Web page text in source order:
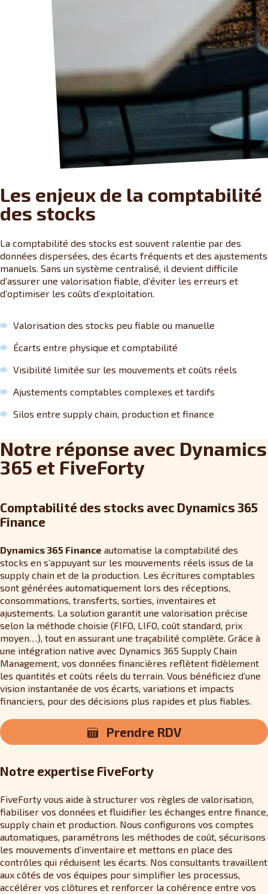
Les enjeux de la comptabilité
des stocks
La comptabilité des stocks est souvent ralentie par des
données dispersées, des écarts fréquents et des ajustements
manuels. Sans un système centralisé, il devient difficile
d’assurer une valorisation fiable, d’éviter les erreurs et
d’optimiser les coûts d’exploitation.
Valorisation des stocks peu fiable ou manuelle
Écarts entre physique et comptabilité
Visibilité limitée sur les mouvements et coûts réels
Ajustements comptables complexes et tardifs
Silos entre supply chain, production et finance
Notre réponse avec Dynamics
365 et FiveForty
Comptabilité des stocks avec Dynamics 365
Finance
Dynamics 365 Finance automatise la comptabilité des
stocks en s’appuyant sur les mouvements réels issus de la
supply chain et de la production. Les écritures comptables
sont générées automatiquement lors des réceptions,
consommations, transferts, sorties, inventaires et
ajustements. La solution garantit une valorisation précise
selon la méthode choisie (FIFO, LIFO, coût standard, prix
moyen…), tout en assurant une traçabilité complète. Grâce à
une intégration native avec Dynamics 365 Supply Chain
Management, vos données financières reflètent fidèlement
les quantités et coûts réels du terrain. Vous bénéficiez d’une
vision instantanée de vos écarts, variations et impacts
financiers, pour des décisions plus rapides et plus fiables.
Prendre RDV
Notre expertise FiveForty
FiveForty vous aide à structurer vos règles de valorisation,
fiabiliser vos données et fluidifier les échanges entre finance,
supply chain et production. Nous configurons vos comptes
automatiques, paramétrons les méthodes de coût, sécurisons
les mouvements d’inventaire et mettons en place des
contrôles qui réduisent les écarts. Nos consultants travaillent
aux côtés de vos équipes pour simplifier les processus,
accélérer vos clôtures et renforcer la cohérence entre vos